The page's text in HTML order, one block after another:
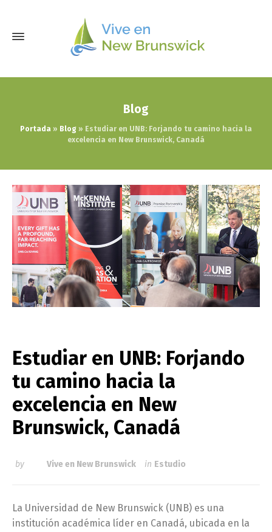
Blog
Portada » Blog » Estudiar en UNB: Forjando tu camino hacia la
excelencia en New Brunswick, Canadá
Estudiar en UNB: Forjando
tu camino hacia la
excelencia en New
Brunswick, Canadá
by Vive en New Brunswick in Estudio
La Universidad de New Brunswick (UNB) es una
institución académica líder en Canadá, ubicada en la